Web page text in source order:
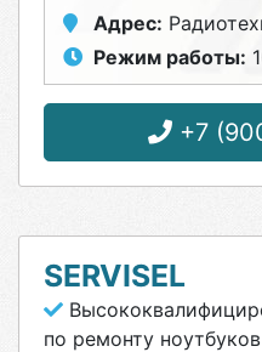
Адрес:
Режим работы:
+7
SERVISEL
по ремонту